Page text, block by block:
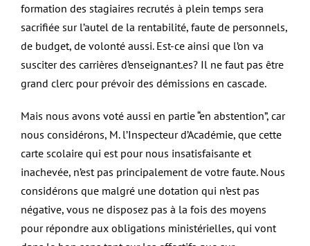
formation des stagiaires recrutés à plein temps sera
sacrifiée sur l’autel de la rentabilité, faute de personnels,
de budget, de volonté aussi. Est-ce ainsi que l’on va
susciter des carrières d’enseignant.es? Il ne faut pas être
grand clerc pour prévoir des démissions en cascade.
Mais nous avons voté aussi en partie “en abstention”, car
nous considérons, M. l’Inspecteur d’Académie, que cette
carte scolaire qui est pour nous insatisfaisante et
inachevée, n’est pas principalement de votre faute. Nous
considérons que malgré une dotation qui n’est pas
négative, vous ne disposez pas à la fois des moyens
pour répondre aux obligations ministérielles, qui vont